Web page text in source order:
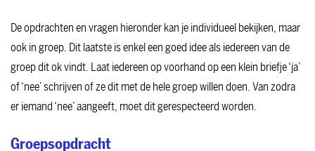
De opdrachten en vragen hieronder kan je individueel bekijken, maar
ook in groep. Dit laatste is enkel een goed idee als iedereen van de
groep dit ok vindt. Laat iedereen op voorhand op een klein briefje ‘ja’
of ‘nee’ schrijven of ze dit met de hele groep willen doen. Van zodra
er iemand ‘nee’ aangeeft, moet dit gerespecteerd worden.
Groepsopdracht